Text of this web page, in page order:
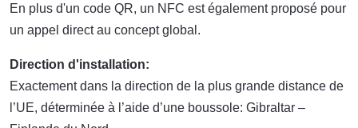
En plus d'un code QR, un NFC est également proposé pour
un appel direct au concept global.
Direction d'installation:
Exactement dans la direction de la plus grande distance de
l’UE, déterminée à l’aide d’une boussole: Gibraltar –